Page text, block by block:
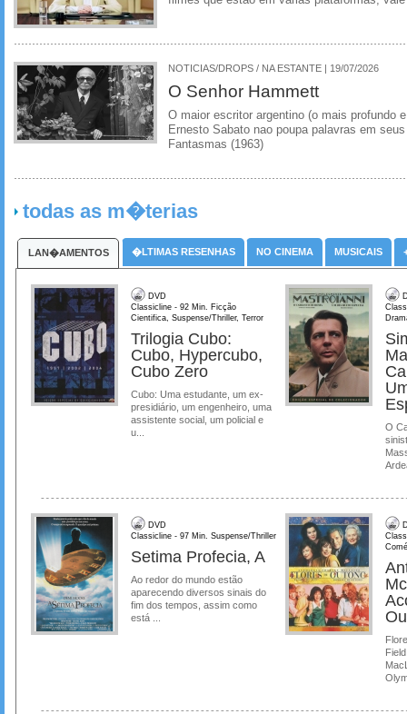
NOTICIAS/DROPS / NA ESTANTE | 19/07/2026
O Senhor Hammett
O maior escritor argentino (o mais profundo
Ernesto Sabato nao poupa palavras em
Fantasmas (1963)
todas as m�terias
LAN�AMENTOS �LTIMAS RESENHAS NO CINEMA MUSICAIS
DVD
Classicline - 92 Min. Ficção
Cientifica, Suspense/Thriller, Terror
Trilogia Cubo:
Cubo, Hypercubo,
Cubo Zero
Cubo: Uma estudante, um ex-
presidiário, um engenheiro, uma
assistente social, um policial e
u...
O
DVD
Classicline - 97 Min. Suspense/Thriller
Setima Profecia, A
Ao redor do mundo estão
aparecendo diversos sinais do
fim dos tempos, assim como
está ...